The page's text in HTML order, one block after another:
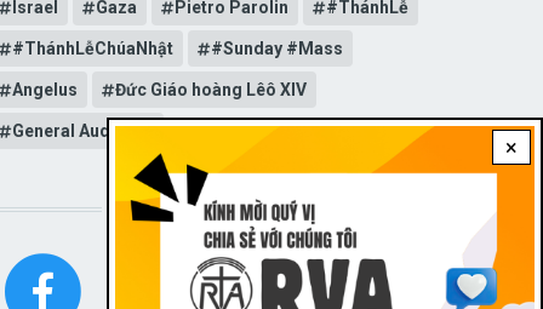
×
Israel Gaza Pietro Parolin #ThánhLễ
#ThánhLễChúaNhật #Sunday #Mass
Angelus Đức Giáo hoàng Lêô XIV
General Audience
STAY CONNECTED WITH US!